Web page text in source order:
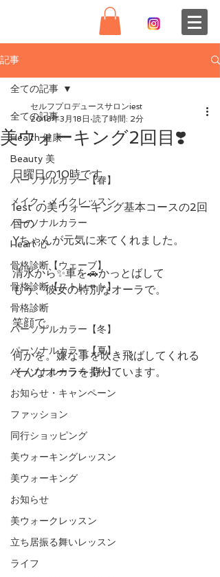
記事
全ての記事
Health 健康
Beauty 美
パーソナルカラー【春】
メイク・メイクレッスン
パーソナルカラー
Heart 心
骨格診断【ウェーブ】
骨格診断【ストレート】
骨格診断
パーソナルカラー【冬】
パーソナルカラー【夏】
パーソナルカラー【秋】
お知らせ・キャンペーン
ファッション
同行ショッピング
美ウォーキングレッスン
美ウォーキング
お知らせ
美ウォークレッスン
立ち居振る舞いレッスン
ライフ
全ての記事
美ウォーキング2回目❣️
セルフプロデュースサロンiest
2018年3月18日 読了時間: 2分
日曜日の10時です。
Iest の美ウォーキング基本コースの2回
目の
Yちゃんが元気に来てくれました。
清水から✨車を🚗かっとばして
もう、彼女の特別なオーラで。
笑顔で。
何かを。嫌な事を吹き飛ばしてくれる
そんなオーラを持っています。